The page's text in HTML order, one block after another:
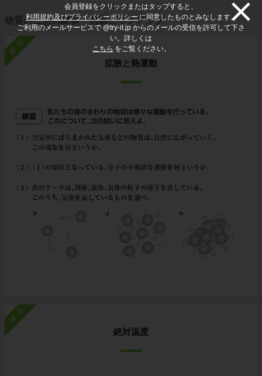
会員登録をクリックまたはタップすると、
利用規約及びプライバシーポリシーに同意したものとみなします。
ご利用のメールサービスで @try-it.jp からのメールの受信を許可して下さ
い。詳しくは
こちら をご覧ください。
物質の三態の練習・例題ピックアップ
練習
拡散と熱運動
練習
絶対温度